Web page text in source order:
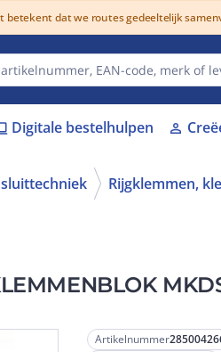
betekent dat we routes gedeeltelijk
Digitale bestelhulpen person
Rijgklemmen,
Artikelnummer